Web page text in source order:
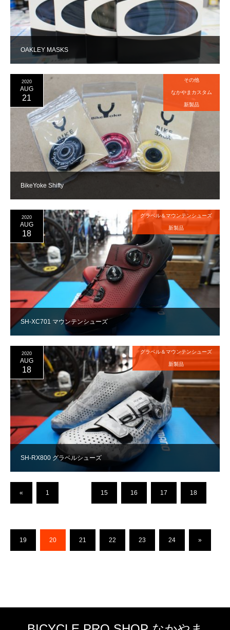
OAKLEY MASKS
BikeYoke Shifty
2020
AUG
21
その他
なかやまカスタム
新製品
SH-XC701 マウンテンシューズ
2020
AUG
18
グラベル＆マウンテンシューズ
新製品
SH-RX800 グラベルシューズ
2020
AUG
18
グラベル＆マウンテンシューズ
新製品
« 1 15 16 17 18
19 20 21 22 23 24 »